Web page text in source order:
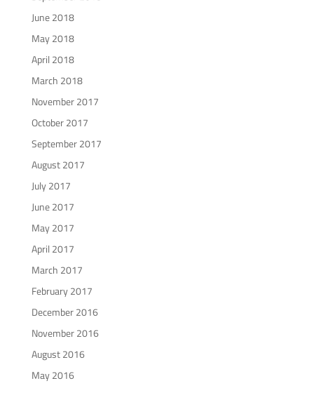
June 2018
May 2018
April 2018
March 2018
November 2017
October 2017
September 2017
August 2017
July 2017
June 2017
May 2017
April 2017
March 2017
February 2017
December 2016
November 2016
August 2016
May 2016